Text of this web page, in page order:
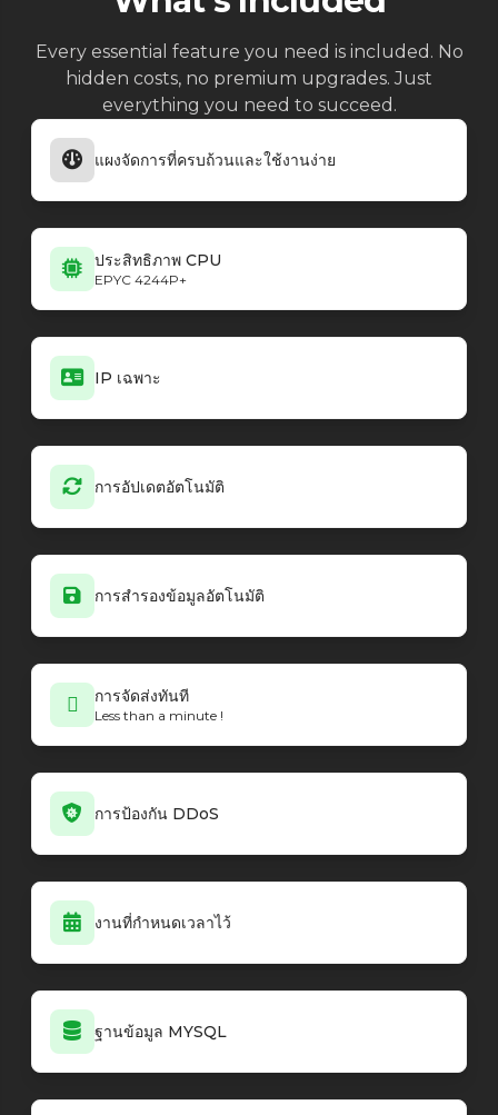
FiveM30863
FiveM30819
30811
FiveM30790
FiveM 30707
FiveM30439
FiveM30373
Every essential feature you need is included. No
hidden costs, no premium upgrades. Just
everything you need to succeed.
แผงจัดการที่ครบถ้วนและใช้งานง่าย
ประสิทธิภาพ CPU
EPYC 4244P+
IP เฉพาะ
การอัปเดตอัตโนมัติ
การสำรองข้อมูลอัตโนมัติ
การจัดส่งทันที
Less than a minute !
การป้องกัน DDoS
งานที่กำหนดเวลาไว้
ฐานข้อมูล MYSQL